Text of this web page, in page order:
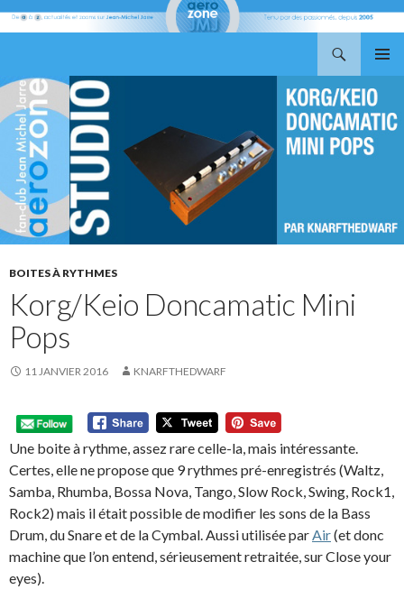
AU
CONTENU
BOITES À RYTHMES
Korg/Keio Doncamatic Mini
Pops
11 JANVIER 2016 KNARFTHEDWARF
Une boite à rythme, assez rare celle-la, mais intéressante.
Certes, elle ne propose que 9 rythmes pré-enregistrés (Waltz,
Samba, Rhumba, Bossa Nova, Tango, Slow Rock, Swing, Rock1,
Rock2) mais il était possible de modifier les sons de la Bass
Drum, du Snare et de la Cymbal. Aussi utilisée parAir(et donc
machine que l’on entend, sérieusement retraitée, sur Close your
eyes).